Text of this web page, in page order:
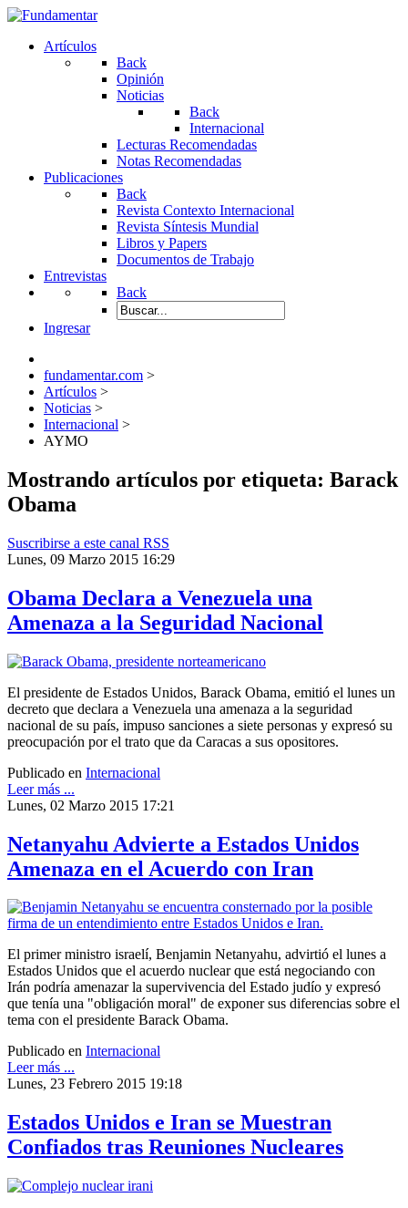
Artículos
Back
Opinión
Noticias
Back
Internacional
Lecturas Recomendadas
Notas Recomendadas
Publicaciones
Back
Revista Contexto Internacional
Revista Síntesis Mundial
Libros y Papers
Documentos de Trabajo
Entrevistas
Back
Ingresar
fundamentar.com >
Artículos >
Noticias >
Internacional >
AYMO
Mostrando artículos por etiqueta: Barack
Obama
Suscribirse a este canal RSS
Lunes, 09 Marzo 2015 16:29
Obama Declara a Venezuela una
Amenaza a la Seguridad Nacional
El presidente de Estados Unidos, Barack Obama, emitió el lunes un
decreto que declara a Venezuela una amenaza a la seguridad
nacional de su país, impuso sanciones a siete personas y expresó su
preocupación por el trato que da Caracas a sus opositores.
Publicado en Internacional
Leer más ...
Lunes, 02 Marzo 2015 17:21
Netanyahu Advierte a Estados Unidos
Amenaza en el Acuerdo con Iran
El primer ministro israelí, Benjamin Netanyahu, advirtió el lunes a
Estados Unidos que el acuerdo nuclear que está negociando con
Irán podría amenazar la supervivencia del Estado judío y expresó
que tenía una "obligación moral" de exponer sus diferencias sobre el
tema con el presidente Barack Obama.
Publicado en Internacional
Leer más ...
Lunes, 23 Febrero 2015 19:18
Estados Unidos e Iran se Muestran
Confiados tras Reuniones Nucleares